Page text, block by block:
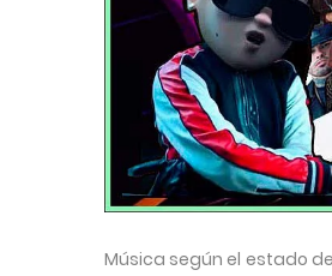
Música según el estado